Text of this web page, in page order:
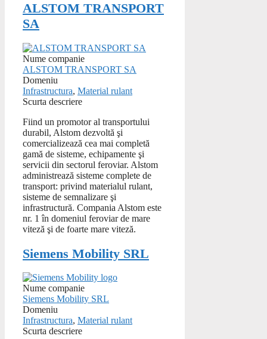
ALSTOM TRANSPORT
SA
Nume companie
ALSTOM TRANSPORT SA
Domeniu
Infrastructura, Material rulant
Scurta descriere
Fiind un promotor al transportului
durabil, Alstom dezvoltă şi
comercializează cea mai completă
gamă de sisteme, echipamente şi
servicii din sectorul feroviar. Alstom
administrează sisteme complete de
transport: privind materialul rulant,
sisteme de semnalizare şi
infrastructură. Compania Alstom este
nr. 1 în domeniul feroviar de mare
viteză şi de foarte mare viteză.
Siemens Mobility SRL
Nume companie
Siemens Mobility SRL
Domeniu
Infrastructura, Material rulant
Scurta descriere